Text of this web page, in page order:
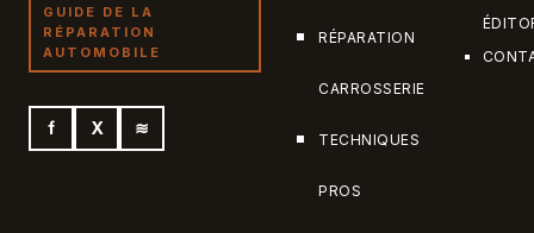
GUIDE DE LA
RÉPARATION
AUTOMOBILE
f X ≋
RÉPARATION
CARROSSERIE
TECHNIQUES
PROS